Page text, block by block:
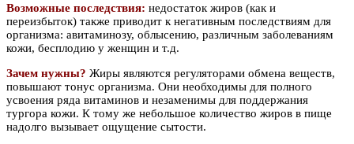
Возможные последствия: недостаток жиров (как и
переизбыток) также приводит к негативным последствиям для
организма: авитаминозу, облысению, различным заболеваниям
кожи, бесплодию у женщин и т.д.
Зачем нужны? Жиры являются регуляторами обмена веществ,
повышают тонус организма. Они необходимы для полного
усвоения ряда витаминов и незаменимы для поддержания
тургора кожи. К тому же небольшое количество жиров в пище
надолго вызывает ощущение сытости.